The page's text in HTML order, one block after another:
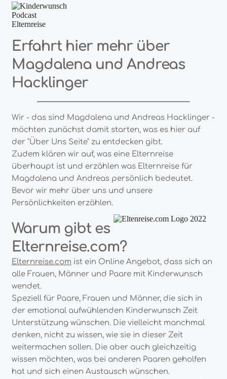
Erfahrt hier mehr über
Magdalena und Andreas
Hacklinger
Wir - das sind Magdalena und Andreas Hacklinger -
möchten zunächst damit starten, was es hier auf
der "Über Uns Seite" zu entdecken gibt.
Zudem klären wir auf, was eine Elternreise
überhaupt ist und erzählen was Elternreise für
Magdalena und Andreas persönlich bedeutet.
Bevor wir mehr über uns und unsere
Persönlichkeiten erzählen.
Warum gibt es
Elternreise.com?
Elternreise.com ist ein Online Angebot, dass sich an
alle Frauen, Männer und Paare mit Kinderwunsch
wendet.
Speziell für Paare, Frauen und Männer, die sich in
der emotional aufwühlenden Kinderwunsch Zeit
Unterstützung wünschen. Die vielleicht manchmal
denken, nicht zu wissen, wie sie in dieser Zeit
weitermachen sollen. Die aber auch gleichzeitig
wissen möchten, was bei anderen Paaren geholfen
hat und sich einen Austausch wünschen.